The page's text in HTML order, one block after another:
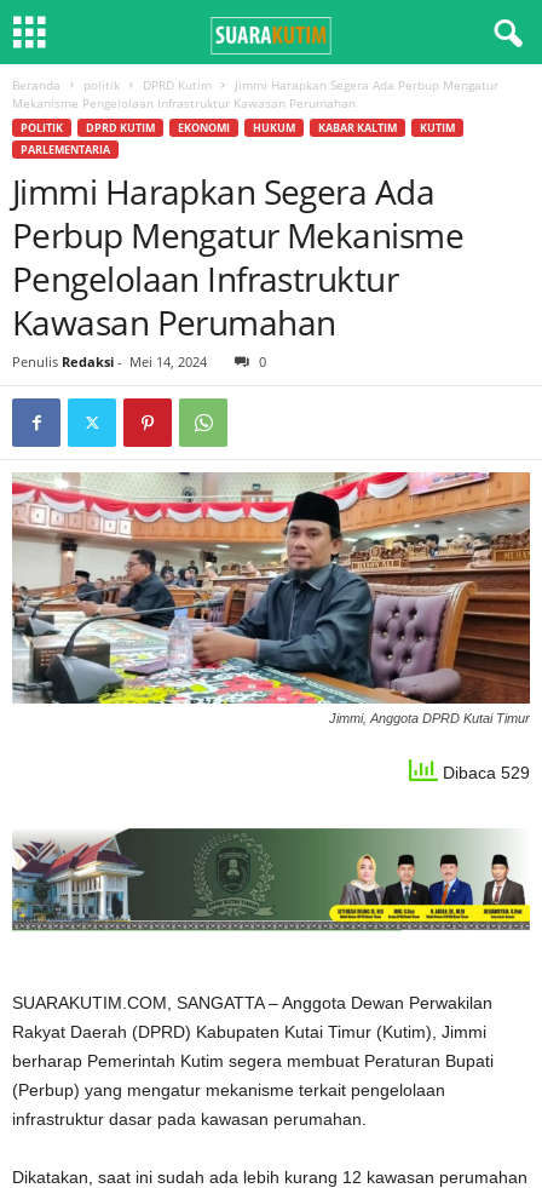
Beranda politik DPRD Kutim
Jimmi Harapkan Segera Ada Perbup Mengatur
Mekanisme Pengelolaan Infrastruktur Kawasan Perumahan
POLITIK DPRD KUTIM EKONOMI HUKUM KABAR KALTIM
KUTIM
PARLEMENTARIA
Jimmi Harapkan Segera Ada
Perbup Mengatur Mekanisme
Pengelolaan Infrastruktur
Kawasan Perumahan
Penulis Redaksi - Mei 14, 2024 0
Jimmi, Anggota DPRD Kutai Timur
Dibaca 529
SUARAKUTIM.COM, SANGATTA – Anggota Dewan Perwakilan
Rakyat Daerah (DPRD) Kabupaten Kutai Timur (Kutim), Jimmi
berharap Pemerintah Kutim segera membuat Peraturan Bupati
(Perbup) yang mengatur mekanisme terkait pengelolaan
infrastruktur dasar pada kawasan perumahan.
Dikatakan, saat ini sudah ada lebih kurang 12 kawasan perumahan